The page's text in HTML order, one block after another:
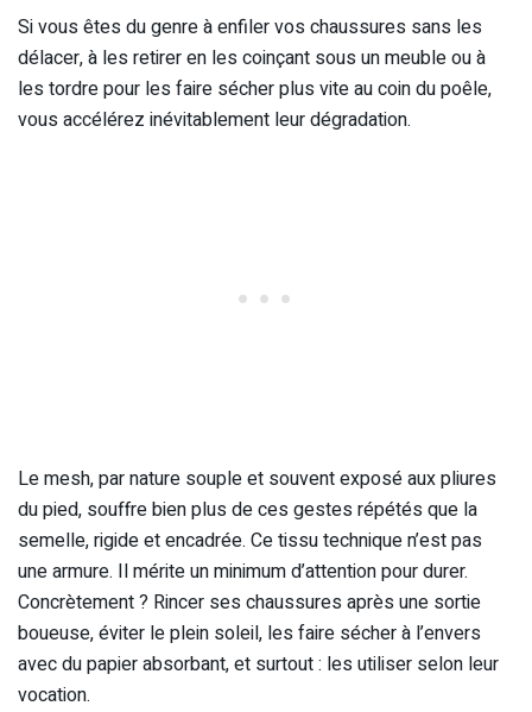
Si vous êtes du genre à enfiler vos chaussures sans les
délacer, à les retirer en les coinçant sous un meuble ou à
les tordre pour les faire sécher plus vite au coin du poêle,
vous accélérez inévitablement leur dégradation.
Le mesh, par nature souple et souvent exposé aux pliures
du pied, souffre bien plus de ces gestes répétés que la
semelle, rigide et encadrée. Ce tissu technique n’est pas
une armure. Il mérite un minimum d’attention pour durer.
Concrètement ? Rincer ses chaussures après une sortie
boueuse, éviter le plein soleil, les faire sécher à l’envers
avec du papier absorbant, et surtout : les utiliser selon leur
vocation.